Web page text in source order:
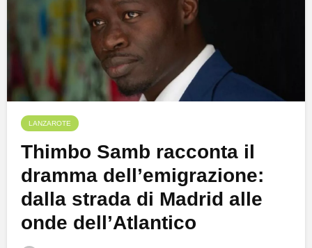
LANZAROTE
Thimbo Samb racconta il
dramma dell’emigrazione:
dalla strada di Madrid alle
onde dell’Atlantico